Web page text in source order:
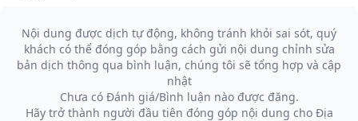
Nội dung được dịch tự động, không tránh khỏi sai sót, quý
khách có thể đóng góp bằng cách gửi nội dung chỉnh sửa
bản dịch thông qua bình luận, chúng tôi sẽ tổng hợp và cập
nhật
Chưa có Đánh giá/Bình luận nào được đăng.
Hãy trở thành người đầu tiên đóng góp nội dung cho Địa